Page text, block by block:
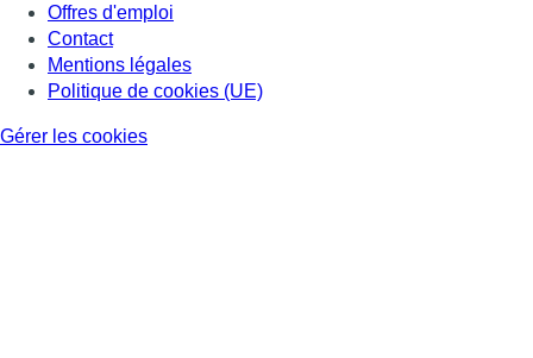
Offres d'emploi
Contact
Mentions légales
Politique de cookies (UE)
Gérer les cookies